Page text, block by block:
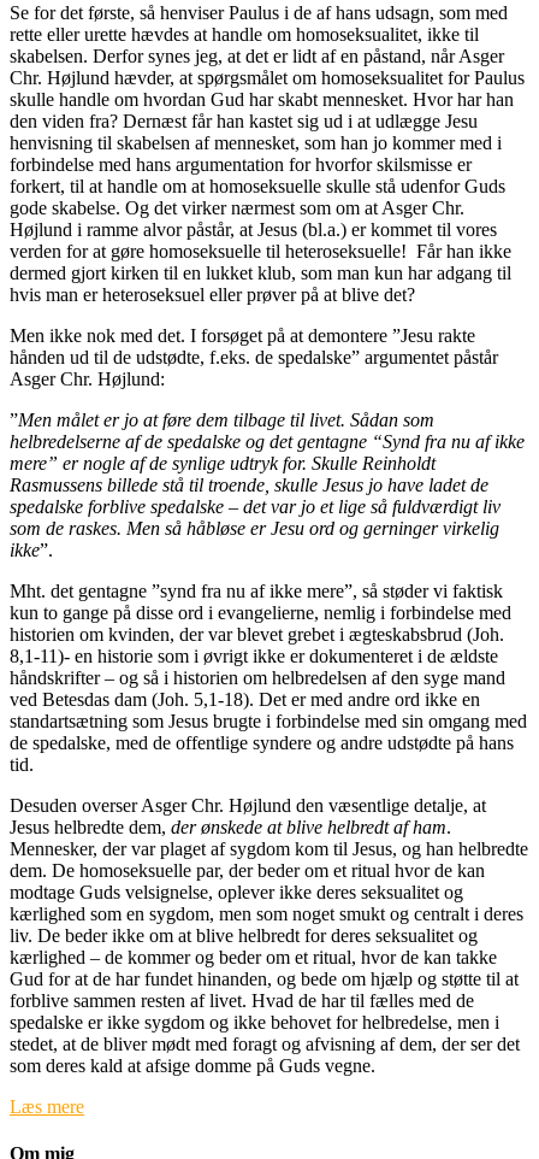
Se for det første, så henviser Paulus i de af hans udsagn, som med
rette eller urette hævdes at handle om homoseksualitet, ikke til
skabelsen. Derfor synes jeg, at det er lidt af en påstand, når Asger
Chr. Højlund hævder, at spørgsmålet om homoseksualitet for Paulus
skulle handle om hvordan Gud har skabt mennesket. Hvor har han
den viden fra? Dernæst får han kastet sig ud i at udlægge Jesu
henvisning til skabelsen af mennesket, som han jo kommer med i
forbindelse med hans argumentation for hvorfor skilsmisse er
forkert, til at handle om at homoseksuelle skulle stå udenfor Guds
gode skabelse. Og det virker nærmest som om at Asger Chr.
Højlund i ramme alvor påstår, at Jesus (bl.a.) er kommet til vores
verden for at gøre homoseksuelle til heteroseksuelle! Får han ikke
dermed gjort kirken til en lukket klub, som man kun har adgang til
hvis man er heteroseksuel eller prøver på at blive det?
Men ikke nok med det. I forsøget på at demontere ”Jesu rakte
hånden ud til de udstødte, f.eks. de spedalske” argumentet påstår
Asger Chr. Højlund:
”Men målet er jo at føre dem tilbage til livet. Sådan som
helbredelserne af de spedalske og det gentagne “Synd fra nu af ikke
mere” er nogle af de synlige udtryk for. Skulle Reinholdt
Rasmussens billede stå til troende, skulle Jesus jo have ladet de
spedalske forblive spedalske – det var jo et lige så fuldværdigt liv
som de raskes. Men så håbløse er Jesu ord og gerninger virkelig
ikke”.
Mht. det gentagne ”synd fra nu af ikke mere”, så støder vi faktisk
kun to gange på disse ord i evangelierne, nemlig i forbindelse med
historien om kvinden, der var blevet grebet i ægteskabsbrud (Joh.
8,1-11)- en historie som i øvrigt ikke er dokumenteret i de ældste
håndskrifter – og så i historien om helbredelsen af den syge mand
ved Betesdas dam (Joh. 5,1-18). Det er med andre ord ikke en
standartsætning som Jesus brugte i forbindelse med sin omgang med
de spedalske, med de offentlige syndere og andre udstødte på hans
tid.
Desuden overser Asger Chr. Højlund den væsentlige detalje, at
Jesus helbredte dem, der ønskede at blive helbredt af ham.
Mennesker, der var plaget af sygdom kom til Jesus, og han helbredte
dem. De homoseksuelle par, der beder om et ritual hvor de kan
modtage Guds velsignelse, oplever ikke deres seksualitet og
kærlighed som en sygdom, men som noget smukt og centralt i deres
liv. De beder ikke om at blive helbredt for deres seksualitet og
kærlighed – de kommer og beder om et ritual, hvor de kan takke
Gud for at de har fundet hinanden, og bede om hjælp og støtte til at
forblive sammen resten af livet. Hvad de har til fælles med de
spedalske er ikke sygdom og ikke behovet for helbredelse, men i
stedet, at de bliver mødt med foragt og afvisning af dem, der ser det
som deres kald at afsige domme på Guds vegne.
Læs mere
Om mig